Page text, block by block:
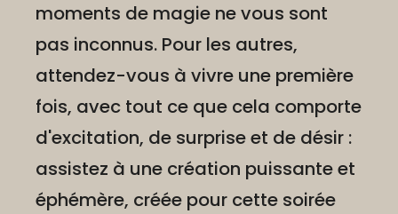
moments de magie ne vous sont
pas inconnus. Pour les autres,
attendez-vous à vivre une première
fois, avec tout ce que cela comporte
d'excitation, de surprise et de désir :
assistez à une création puissante et
éphémère, créée pour cette soirée